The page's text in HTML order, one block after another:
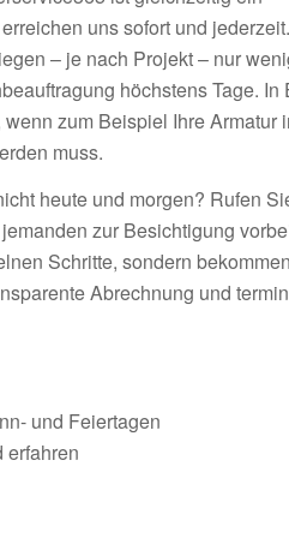
uns sofort und
– je nach Projekt – nur
höchstens Tage. In
zum Beispiel Ihre Armatur
muss.
heute und morgen? Rufen
zur Besichtigung
Schritte, sondern
Abrechnung und
und Feiertagen
erfahren